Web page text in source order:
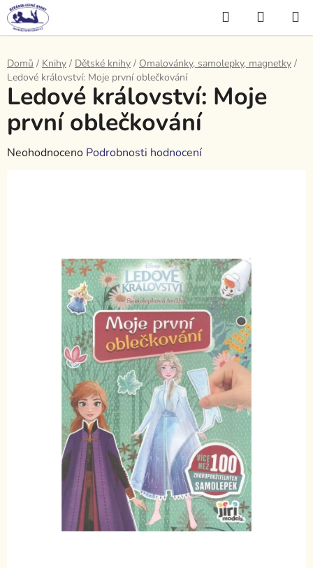
Přejít
na
obsah
Hledat
KOŠÍK
Domů / Knihy / Dětské knihy / Omalovánky, samolepky, magnetky /
Ledové království: Moje první oblečkování
Ledové království: Moje
první oblečkování
Průměrné
Neohodnoceno Podrobnosti hodnocení